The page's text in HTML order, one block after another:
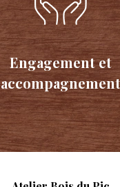
Engagement et
accompagnement